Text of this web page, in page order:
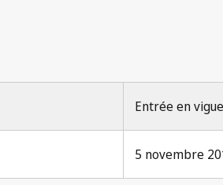
Entrée en
5 novembre